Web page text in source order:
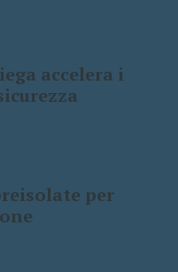
accelera i
per